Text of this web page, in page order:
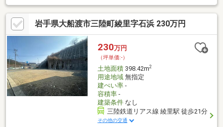
線)へのアクセスも良く、「盛駅」まで徒歩10分と交通利便性も良
好です。151坪のゆったり敷地！戸建用としてはもちろん、事業
用としても！建築条件が付いていないので、お好きなメーカー・
工務店で建築することが可能です♪もちろん、お好みやご予算に応
じて建築会社のご紹介も可能です！
岩手県大船渡市三陸町綾里字石浜 230万円
230万円
（坪単価:-）
土地面積398.42m2
用途地域無指定
建ぺい率-
容積率-
建築条件なし
三陸鉄道リアス線 綾里駅 徒歩21分
その他の交通